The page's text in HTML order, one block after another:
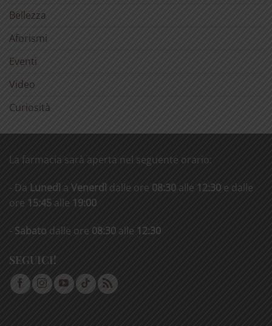
Bellezza
Aforismi
Eventi
Video
Curiosità
La farmacia sarà aperta nel seguente orario:
- Da Lunedì a Venerdì dalle ore 08:30 alle 12:30 e dalle
ore 15:45 alle 19:00
- Sabato dalle ore 08:30 alle 12:30
SEGUICI!